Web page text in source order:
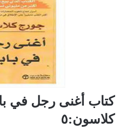
كتاب أغنى رجل في
كلاسون:٥